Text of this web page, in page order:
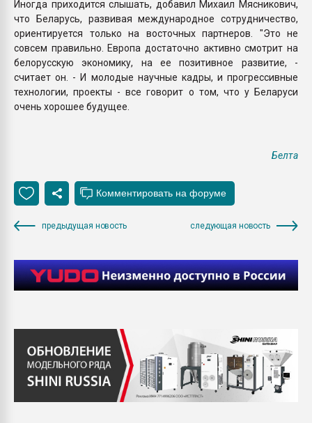
Иногда приходится слышать, добавил Михаил Мясникович,
что Беларусь, развивая международное сотрудничество,
ориентируется только на восточных партнеров. "Это не
совсем правильно. Европа достаточно активно смотрит на
белорусскую экономику, на ее позитивное развитие, -
считает он. - И молодые научные кадры, и прогрессивные
технологии, проекты - все говорит о том, что у Беларуси
очень хорошее будущее.
Белта
предыдущая новость следующая новость